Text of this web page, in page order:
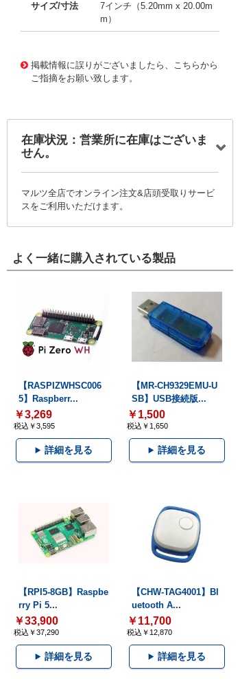
サイズ/寸法
7インチ（5.20mm x 20.00m
m）
掲載情報に誤りがございましたら、こちらから
ご指摘をお願い致します。
在庫状況：営業所に在庫はございま
せん。
マルツ全店でオンライン注文&店頭受取りサービ
スをご利用いただけます。
よく一緒に購入されている製品
【RASPIZWHSC006
5】Raspberr...
￥3,269
税込￥3,595
詳細を見る
【MR-CH9329EMU-U
SB】USB接続版...
￥1,500
税込￥1,650
詳細を見る
【RPI5-8GB】Raspbe
rry Pi 5...
￥33,900
税込￥37,290
詳細を見る
【CHW-TAG4001】Bl
uetooth A...
￥11,700
税込￥12,870
詳細を見る